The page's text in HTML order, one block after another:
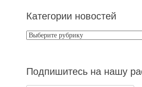
Категории новостей
Категории
Подпишитесь на нашу